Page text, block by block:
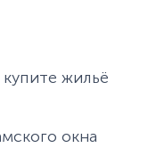
жильё
окна